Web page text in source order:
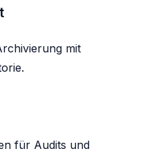
mit
für Audits und